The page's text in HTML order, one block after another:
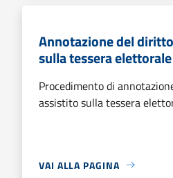
Annotazione del
sulla tessera elettorale
Procedimento di
assistito sulla tessera
VAI ALLA PAGINA